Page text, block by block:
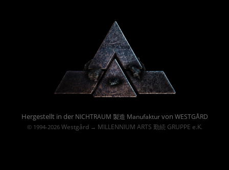
Hergestellt in der NICHTRAUM 製造 Manufakturvon WESTGÅRD
© 1994-2026 Westgård→ MILLENNIUM ARTS 勤続 GRUPPE e.K.
Powered By :